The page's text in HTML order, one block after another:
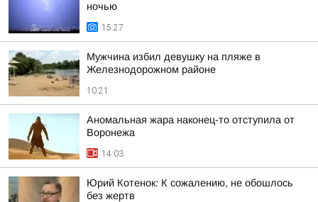
ночью
15:27
Мужчина избил девушку на пляже в
Железнодорожном районе
10:21
Аномальная жара наконец-то отступила от
Воронежа
14:03
Юрий Котенок: К сожалению, не обошлось
без жертв